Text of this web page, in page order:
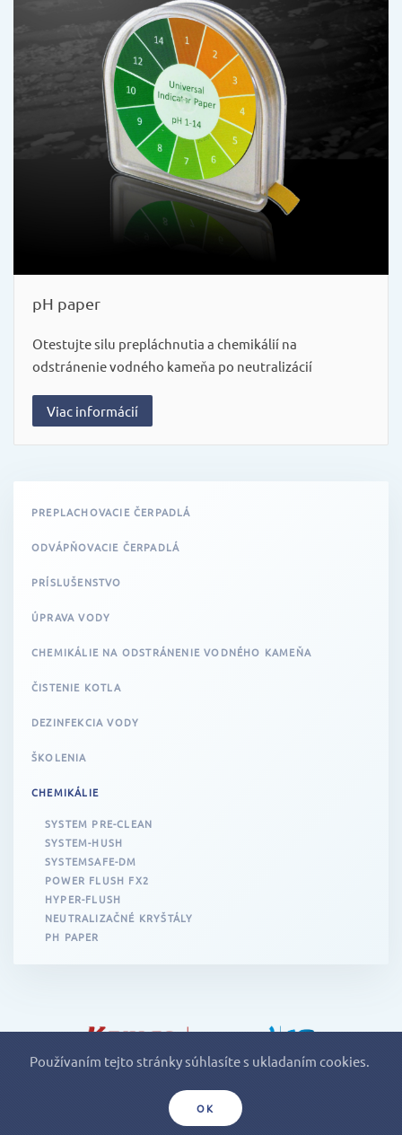
Používaním tejto stránky súhlasíte s ukladaním cookies.
OK
pH paper
Otestujte silu prepláchnutia a chemikálií na
odstránenie vodného kameňa po neutralizácií
Viac informácií
PREPLACHOVACIE ČERPADLÁ
ODVÁPŇOVACIE ČERPADLÁ
PRÍSLUŠENSTVO
ÚPRAVA VODY
CHEMIKÁLIE NA ODSTRÁNENIE VODNÉHO KAMEŇA
ČISTENIE KOTLA
DEZINFEKCIA VODY
ŠKOLENIA
CHEMIKÁLIE
SYSTEM PRE-CLEAN
SYSTEM-HUSH
SYSTEMSAFE-DM
POWER FLUSH FX2
HYPER-FLUSH
NEUTRALIZAČNÉ KRYŠTÁLY
PH PAPER
MAROX, s.r.o., Klincová 37, 821 08 Bratislava